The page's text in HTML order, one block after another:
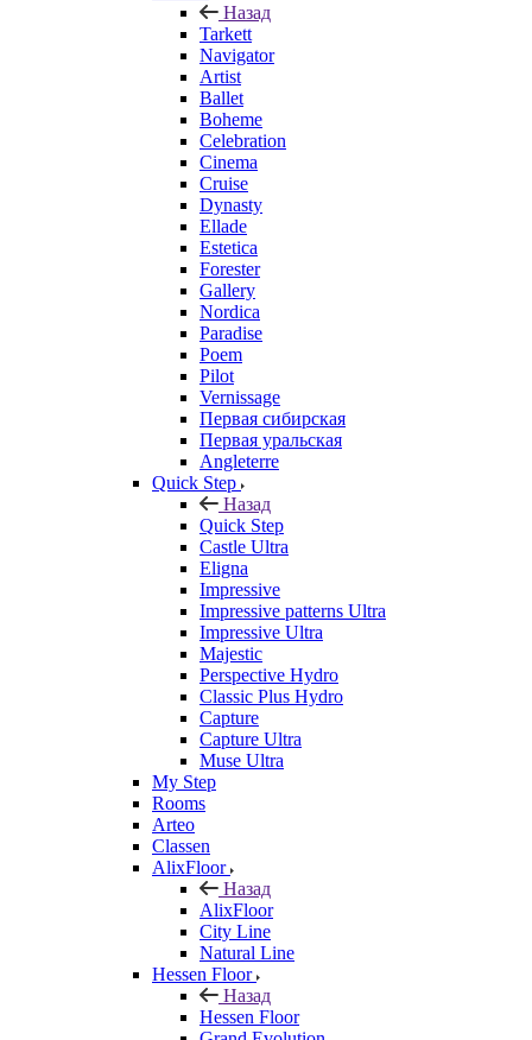
Назад
Tarkett
Navigator
Artist
Ballet
Boheme
Celebration
Cinema
Cruise
Dynasty
Ellade
Estetica
Forester
Gallery
Nordica
Paradise
Poem
Pilot
Vernissage
Первая сибирская
Первая уральская
Angleterre
Quick Step
Назад
Quick Step
Castle Ultra
Eligna
Impressive
Impressive patterns Ultra
Impressive Ultra
Majestic
Perspective Hydro
Classic Plus Hydro
Capture
Capture Ultra
Muse Ultra
My Step
Rooms
Arteo
Classen
AlixFloor
Назад
AlixFloor
City Line
Natural Line
Hessen Floor
Назад
Hessen Floor